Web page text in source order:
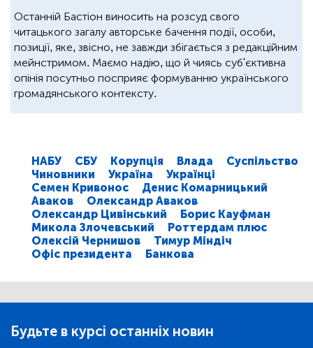
Останній Бастіон виносить на розсуд свого
читацького загалу авторське бачення події, особи,
позиції, яке, звісно, не завжди збігається з редакційним
мейнстримом. Маємо надію, що й чиясь суб'єктивна
опінія посутньо посприяє формуванню українського
громадянського контексту.
НАБУ СБУ Корупція Влада
Суспільство
Чиновники
Україна
Українці
Семен Кривонос
Денис Комарницький
Аваков
Олександр Аваков
Олександр Цивінський
Борис Кауфман
Микола Злочевський
Роттердам плюс
Олексій Чернишов
Тимур Міндіч
Офіс президента
Банкова
Будьте в курсі останніх новин